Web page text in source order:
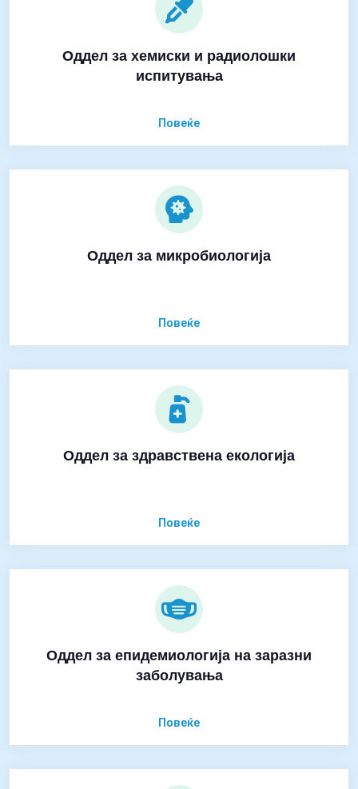
Оддел за хемиски и радиолошки
испитувања
Повеќе
Оддел за микробиологија
Повеќе
Оддел за здравствена екологија
Повеќе
Оддел за епидемиологија на заразни
заболувања
Повеќе